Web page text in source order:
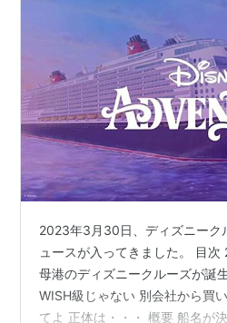
2023年3月30日、ディズニーク
ュースが入ってきました。 目
母港のディズニークルーズが誕
WISH級じゃない 別会社から買
てよ 正体は・・・ 概要 船名が